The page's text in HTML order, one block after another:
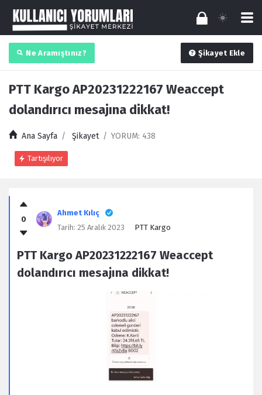
Ne Aramıştınız? Şikayet Ekle
PTT Kargo AP20231222167 Weaccept
dolandırıcı mesajına dikkat!
Ana Sayfa / Şikayet / YORUM: 438
Tartışılıyor
Kullanıcı
Yorumları
Latest
0
Ahmet Kılıç
Tarih: 25 Aralık 2023 PTT Kargo
PTT Kargo AP20231222167 Weaccept
dolandırıcı mesajına dikkat!